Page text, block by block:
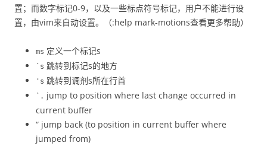
置；而数字标记0-9，以及一些标点符号标记，用户不能进行设
置，由vim来自动设置。（:help mark-motions查看更多帮助）
ms 定义一个标记s
`s 跳转到标记s的地方
's 跳转到调剂s所在行首
`. jump to position where last change occurred in
current buffer
“ jump back (to position in current buffer where
jumped from)